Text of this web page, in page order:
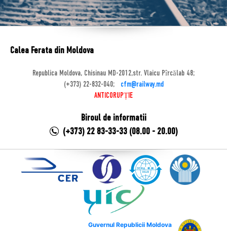
Calea Ferata din Moldova
Republica Moldova, Chisinau MD-2012,str. Vlaicu Pîrcălab 48;
(+373) 22-832-040;
cfm@railway.md
ANTICORUPȚIE
Biroul de informatii
(+373) 22 83-33-33 (08.00 - 20.00)
Guvernul Republicii Moldova